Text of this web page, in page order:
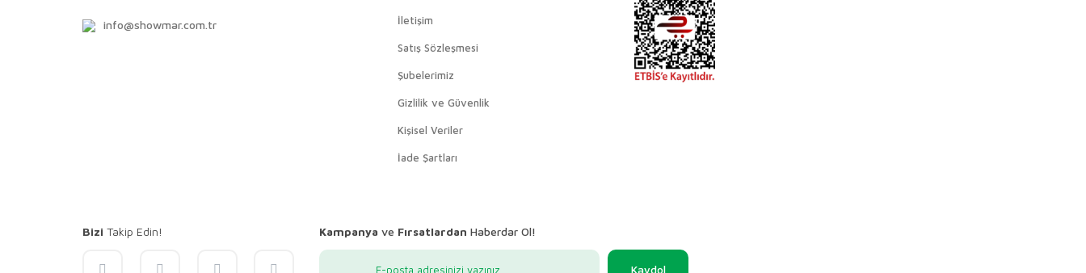
info@showmar.com.tr İletişim
Satış Sözleşmesi
Şubelerimiz
Gizlilik ve Güvenlik
Kişisel Veriler
İade Şartları
Bizi Takip Edin! Kampanya ve Fırsatlardan Haberdar Ol!
Kaydol